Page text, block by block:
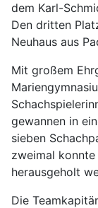
dem Karl-
Den dritten
Neuhaus aus
Mit großem
gewannen in
sieben
zweimal
herausgeholt
Die